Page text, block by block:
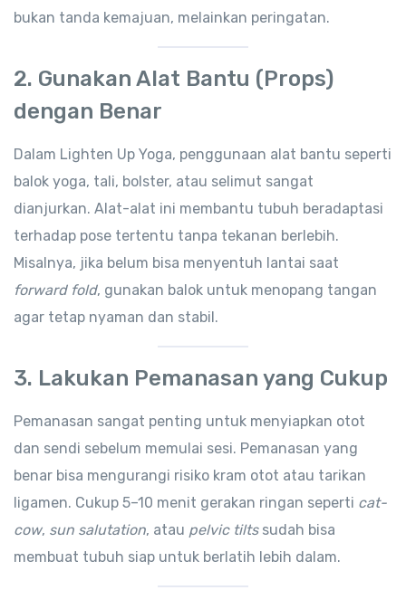
bukan tanda kemajuan, melainkan peringatan.
2. Gunakan Alat Bantu (Props)
dengan Benar
Dalam Lighten Up Yoga, penggunaan alat bantu seperti
balok yoga, tali, bolster, atau selimut sangat
dianjurkan. Alat-alat ini membantu tubuh beradaptasi
terhadap pose tertentu tanpa tekanan berlebih.
Misalnya, jika belum bisa menyentuh lantai saat
forward fold, gunakan balok untuk menopang tangan
agar tetap nyaman dan stabil.
3. Lakukan Pemanasan yang Cukup
Pemanasan sangat penting untuk menyiapkan otot
dan sendi sebelum memulai sesi. Pemanasan yang
benar bisa mengurangi risiko kram otot atau tarikan
ligamen. Cukup 5–10 menit gerakan ringan seperti cat-
cow, sun salutation, atau pelvic tiltssudah bisa
membuat tubuh siap untuk berlatih lebih dalam.